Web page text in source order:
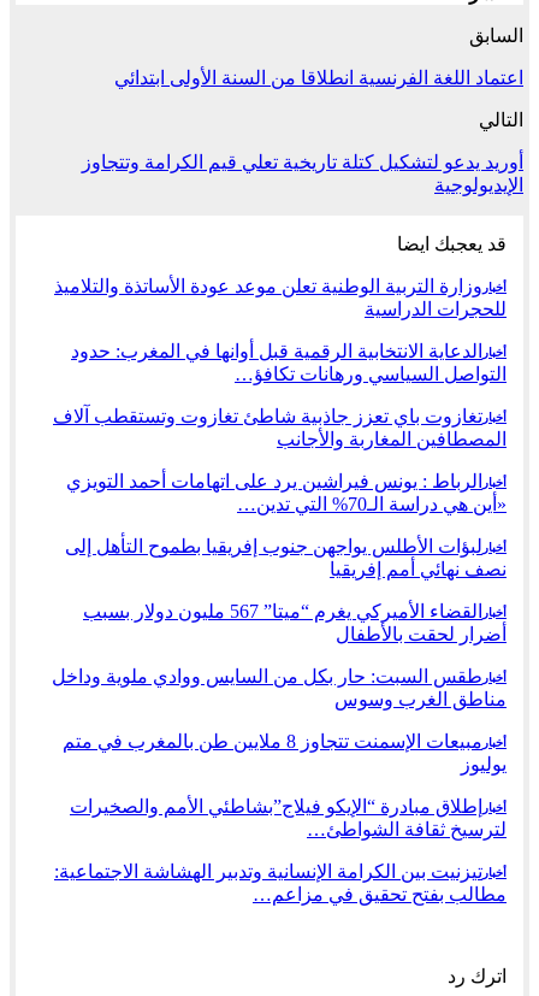
السابق
اعتماد اللغة الفرنسية انطلاقا من السنة الأولى ابتدائي
التالي
أوريد يدعو لتشكيل كتلة تاريخية تعلي قيم الكرامة وتتجاوز
الإيديولوجية
قد يعجبك ايضا
أخبار وزارة التربية الوطنية تعلن موعد عودة الأساتذة والتلاميذ
للحجرات الدراسية
أخبار
الدعاية الانتخابية الرقمية قبل أوانها في المغرب: حدود
التواصل السياسي ورهانات تكافؤ…
أخبار تغازوت باي تعزز جاذبية شاطئ تغازوت وتستقطب آلاف
المصطافين المغاربة والأجانب
أخبار
الرباط : يونس فيراشين يرد على اتهامات أحمد التويزي
«أين هي دراسة الـ70% التي تدين…
أخبار لبؤات الأطلس يواجهن جنوب إفريقيا بطموح التأهل إلى
نصف نهائي أمم إفريقيا
أخبار
القضاء الأميركي يغرم “ميتا” 567 مليون دولار بسبب
أضرار لحقت بالأطفال
أخبار طقس السبت: حار بكل من السايس ووادي ملوية وداخل
مناطق الغرب وسوس
أخبار
مبيعات الإسمنت تتجاوز 8 ملايين طن بالمغرب في متم
يوليوز
أخبار
إطلاق مبادرة “الإيكو فيلاج”بشاطئي الأمم والصخيرات
لترسيخ ثقافة الشواطئ…
أخبار تيزنيت بين الكرامة الإنسانية وتدبير الهشاشة الاجتماعية:
مطالب بفتح تحقيق في مزاعم…
اترك رد